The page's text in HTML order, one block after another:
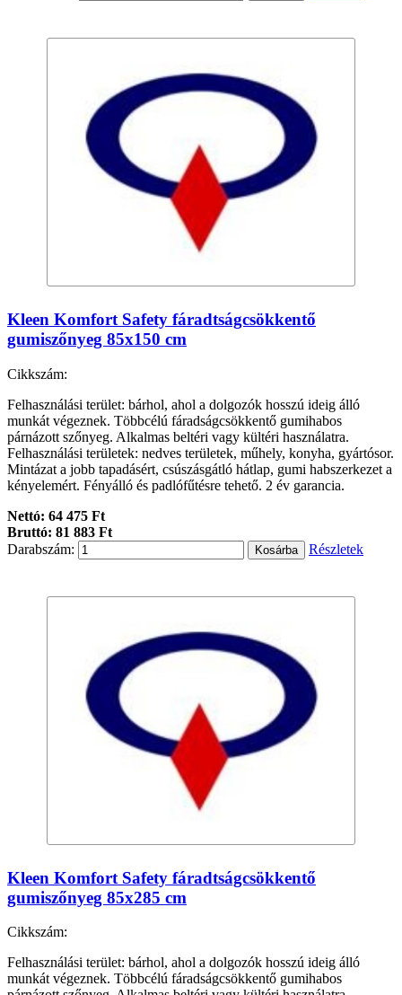
Kleen Komfort Safety fáradtságcsökkentő
gumiszőnyeg 85x150 cm
Cikkszám:
Felhasználási terület: bárhol, ahol a dolgozók hosszú ideig álló
munkát végeznek. Többcélú fáradságcsökkentő gumihabos
párnázott szőnyeg. Alkalmas beltéri vagy kültéri használatra.
Felhasználási területek: nedves területek, műhely, konyha, gyártósor.
Mintázat a jobb tapadásért, csúszásgátló hátlap, gumi habszerkezet a
kényelemért. Fényálló és padlófűtésre tehető. 2 év garancia.
Nettó: 64 475 Ft
Bruttó: 81 883 Ft
Darabszám:
Részletek
Kleen Komfort Safety fáradtságcsökkentő
gumiszőnyeg 85x285 cm
Cikkszám:
Felhasználási terület: bárhol, ahol a dolgozók hosszú ideig álló
munkát végeznek. Többcélú fáradságcsökkentő gumihabos